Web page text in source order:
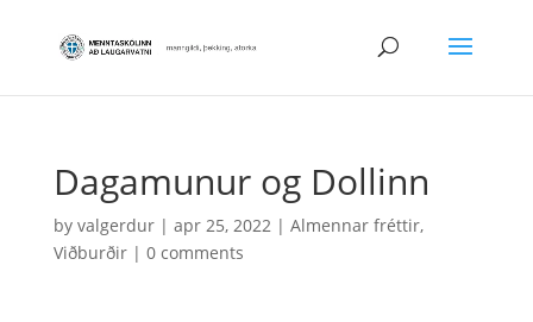
Dagamunur og Dollinn
by valgerdur| apr 25, 2022| Almennar fréttir,
Viðburðir| 0 comments